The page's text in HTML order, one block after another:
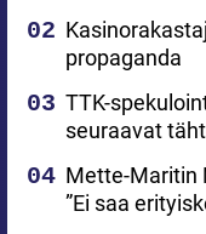
propaganda
TTK-
seuraavat
Mette-Maritin
”Ei saa